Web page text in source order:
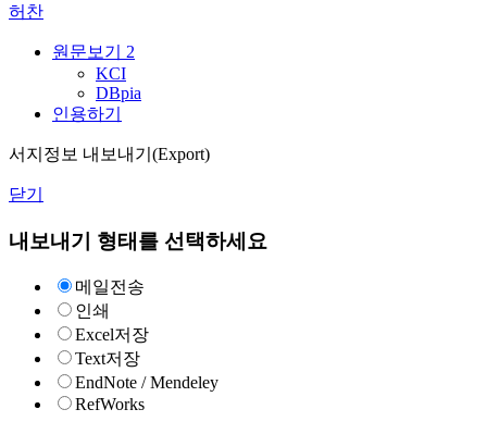
허찬
원문보기 2
KCI
DBpia
인용하기
서지정보 내보내기(Export)
닫기
내보내기 형태를 선택하세요
메일전송
인쇄
Excel저장
Text저장
EndNote / Mendeley
RefWorks